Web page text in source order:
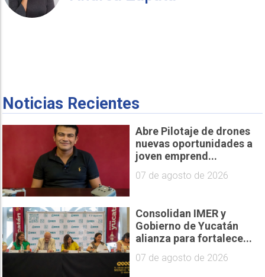
Noticias Recientes
Abre Pilotaje de drones
nuevas oportunidades a
joven emprend...
07 de agosto de 2026
Consolidan IMER y
Gobierno de Yucatán
alianza para fortalece...
07 de agosto de 2026